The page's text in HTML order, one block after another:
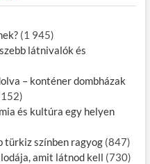
(1 945)
látnivalók és
– konténer dombházak
és kultúra egy helyen
türkiz színben ragyog (847)
amit látnod kell (730)